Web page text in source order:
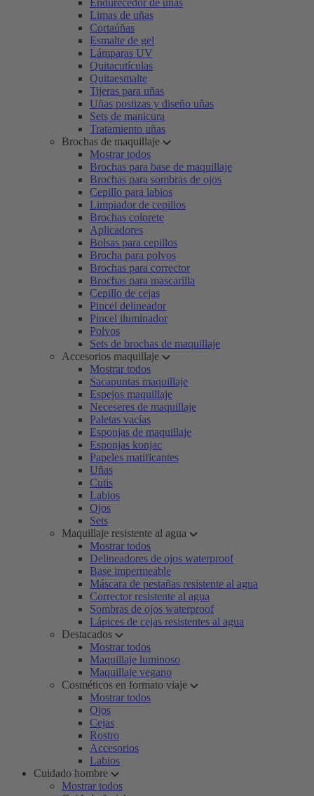
Endurecedor de uñas
Limas de uñas
Cortaúñas
Esmalte de gel
Lámparas UV
Quitacutículas
Quitaesmalte
Tijeras para uñas
Uñas postizas y diseño uñas
Sets de manicura
Tratamiento uñas
Brochas de maquillaje
Mostrar todos
Brochas para base de maquillaje
Brochas para sombras de ojos
Cepillo para labios
Limpiador de cepillos
Brochas colorete
Aplicadores
Bolsas para cepillos
Brocha para polvos
Brochas para corrector
Brochas para mascarilla
Cepillo de cejas
Pincel delineador
Pincel iluminador
Polvos
Sets de brochas de maquillaje
Accesorios maquillaje
Mostrar todos
Sacapuntas maquillaje
Espejos maquillaje
Neceseres de maquillaje
Paletas vacías
Esponjas de maquillaje
Esponjas konjac
Papeles matificantes
Uñas
Cutis
Labios
Ojos
Sets
Maquillaje resistente al agua
Mostrar todos
Delineadores de ojos waterproof
Base impermeable
Máscara de pestañas resistente al agua
Corrector resistente al agua
Sombras de ojos waterproof
Lápices de cejas resistentes al agua
Destacados
Mostrar todos
Maquillaje luminoso
Maquillaje vegano
Cosméticos en formato viaje
Mostrar todos
Ojos
Cejas
Rostro
Accesorios
Labios
Cuidado hombre
Mostrar todos